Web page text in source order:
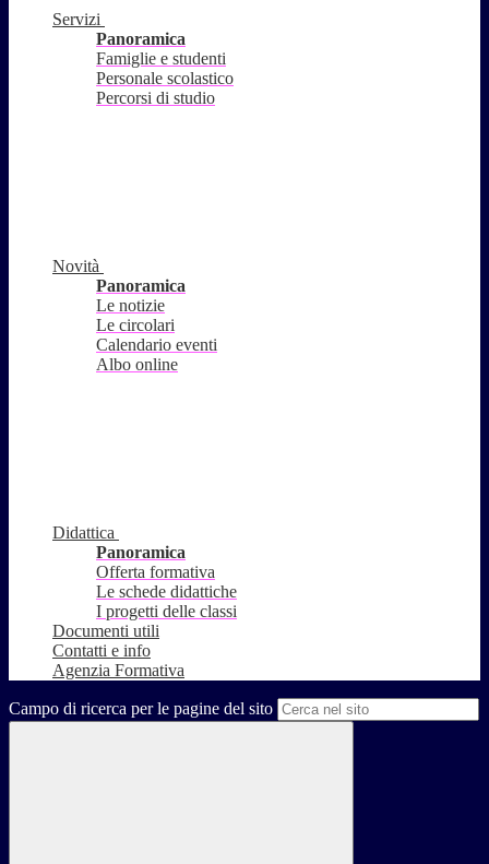
Servizi
Panoramica
Famiglie e studenti
Personale scolastico
Percorsi di studio
Novità
Panoramica
Le notizie
Le circolari
Calendario eventi
Albo online
Didattica
Panoramica
Offerta formativa
Le schede didattiche
I progetti delle classi
Documenti utili
Contatti e info
Agenzia Formativa
Campo di ricerca per le pagine del sito